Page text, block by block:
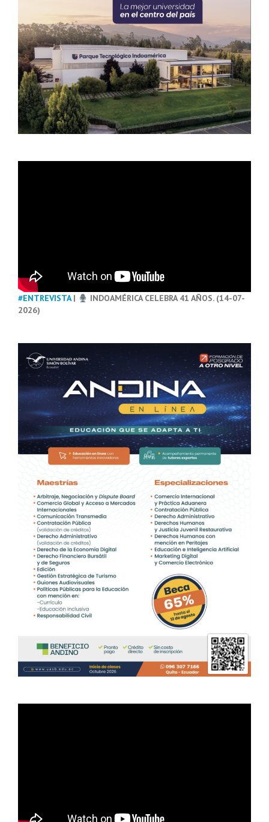
#ENTREVISTA|
INDOAMÉRICA CELEBRA 41 AÑOS. (14-07-
2026)